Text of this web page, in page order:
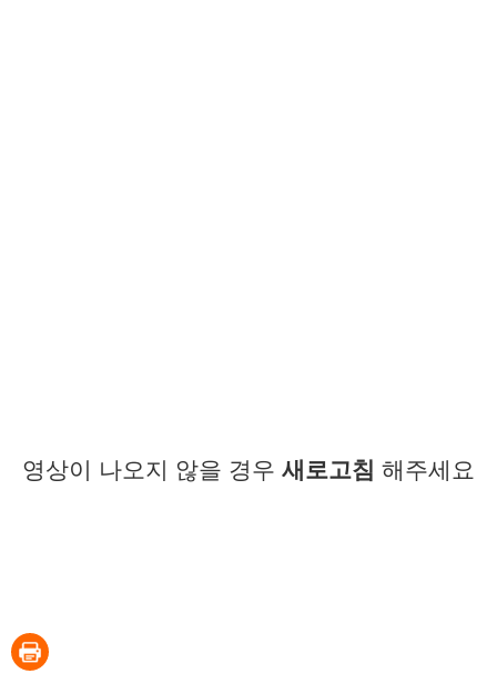
영상이 나오지 않을 경우 새로고침 해주세요